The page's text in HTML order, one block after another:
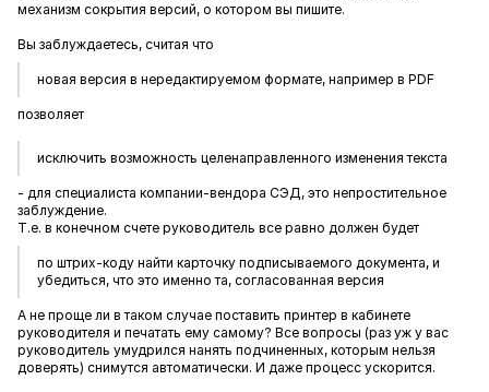
механизм сокрытия версий, о котором вы пишите.
Вы заблуждаетесь, считая что
новая версия в нередактируемом формате, например в PDF
позволяет
исключить возможность целенаправленного изменения текста
- для специалиста компании-вендора СЭД, это непростительное
заблуждение.
Т.е. в конечном счете руководитель все равно должен будет
по штрих‑коду найти карточку подписываемого документа, и
убедиться, что это именно та, согласованная версия
А не проще ли в таком случае поставить принтер в кабинете
руководителя и печатать ему самому? Все вопросы (раз уж у вас
руководитель умудрился нанять подчиненных, которым нельзя
доверять) снимутся автоматически. И даже процесс ускорится.